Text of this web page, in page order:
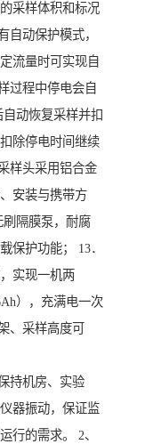
采样体积和标况
自动保护模式，
流量时可实现自
过程中停电会自
动恢复采样并扣
除停电时间继续
样头采用铝合金
安装与携带方
隔膜泵，耐腐
保护功能； 13．
实现一机两
），充满电一次
、采样高度可
持机房、实验
器振动，保证监
行的需求。 2、